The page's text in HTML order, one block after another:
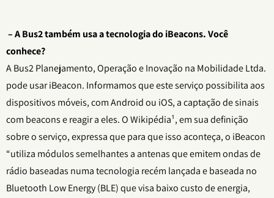
– A Bus2 também usa a tecnologia do iBeacons. Você
conhece?
A Bus2 Planejamento, Operação e Inovação na Mobilidade Ltda.
pode usar iBeacon. Informamos que este serviço possibilita aos
dispositivos móveis, com Android ou iOS, a captação de sinais
com beacons e reagir a eles. O Wikipédia¹, em sua definição
sobre o serviço, expressa que para que isso aconteça, o iBeacon
“utiliza módulos semelhantes a antenas que emitem ondas de
rádio baseadas numa tecnologia recém lançada e baseada no
Bluetooth Low Energy (BLE) que visa baixo custo de energia,